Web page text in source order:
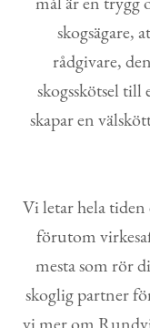
skogsägare,
rådgivare,
skogsskötsel
skapar en
Vi letar hela tiden
förutom
mesta som rör
skoglig partner
vi mer om